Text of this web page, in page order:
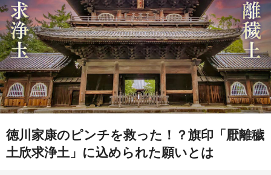
徳川家康のピンチを救った！？旗印「厭離穢
土欣求浄土」に込められた願いとは